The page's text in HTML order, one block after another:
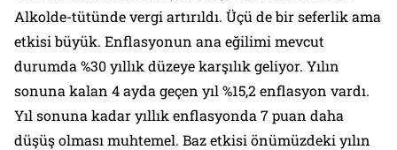
Alkolde-tütünde vergi artırıldı. Üçü de bir seferlik ama
etkisi büyük. Enflasyonun ana eğilimi mevcut
durumda %30 yıllık düzeye karşılık geliyor. Yılın
sonuna kalan 4 ayda geçen yıl %15,2 enflasyon vardı.
Yıl sonuna kadar yıllık enflasyonda 7 puan daha
düşüş olması muhtemel. Baz etkisi önümüzdeki yılın